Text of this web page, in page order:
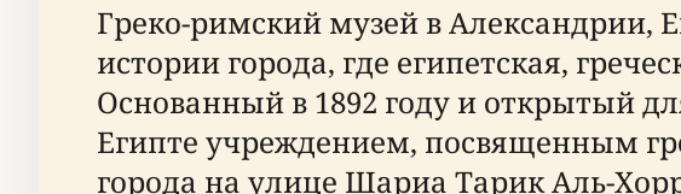
Греко-римский музей в Александрии,
истории города, где египетская,
Основанный в 1892 году и открытый
Египте учреждением, посвященным
города на улице Шариа Тарик Аль-